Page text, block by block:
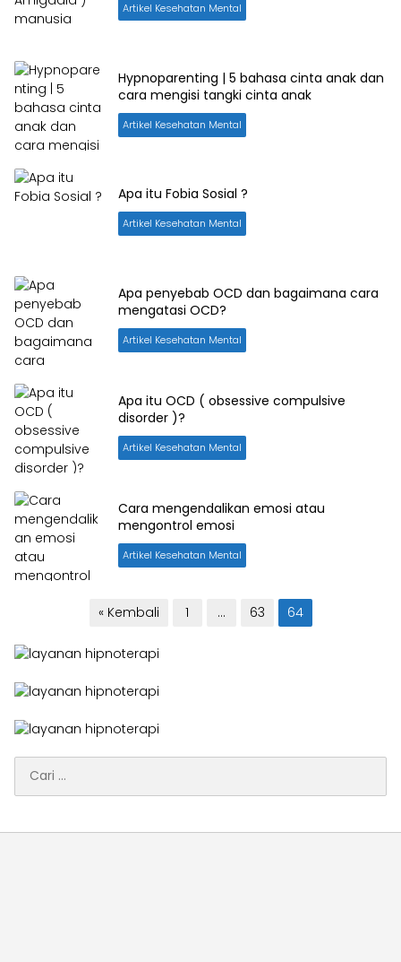
Artikel Kesehatan Mental
Hypnoparenting | 5 bahasa cinta anak dan
cara mengisi tangki cinta anak
Artikel Kesehatan Mental
Apa itu Fobia Sosial ?
Artikel Kesehatan Mental
Apa penyebab OCD dan bagaimana cara
mengatasi OCD?
Artikel Kesehatan Mental
Apa itu OCD ( obsessive compulsive
disorder )?
Artikel Kesehatan Mental
Cara mengendalikan emosi atau
mengontrol emosi
Artikel Kesehatan Mental
pos
« Kembali 1 … 63 64
untuk: